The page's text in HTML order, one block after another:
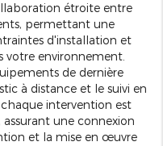
étroite entre
permettant une
d'installation et
votre environnement.
de dernière
à distance et le suivi en
chaque intervention est
une connexion
et la mise en œuvre